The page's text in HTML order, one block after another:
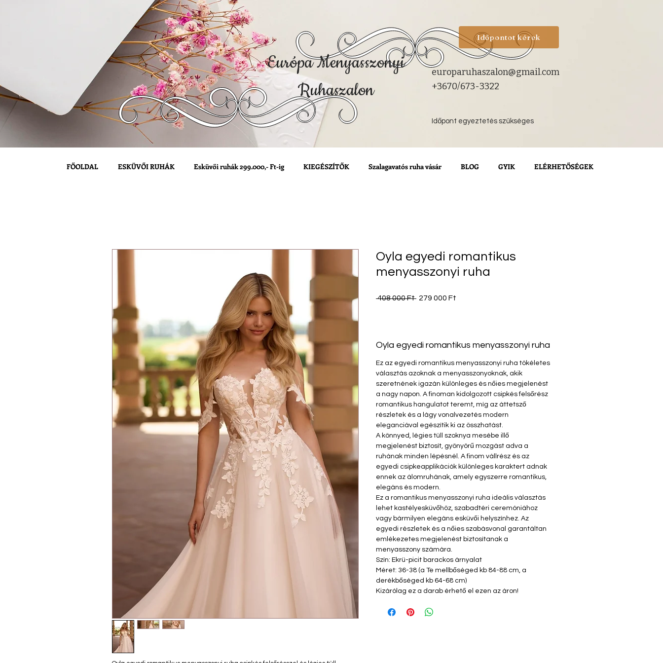
europaruhaszalon@gmail.com
+3670/673-3322
Időpont egyeztetés szükséges
Európa Menyasszonyi
Ruhaszalon
Időpontot kérek
FŐOLDAL ESKÜVŐI RUHÁK Esküvői ruhák 299.000,- Ft-ig KIEGÉSZÍTŐK Szalagavatós ruha vásár BLOG GYIK ELÉRHETŐSÉGEK
Oyla egyedi romantikus
menyasszonyi ruha
408 000 Ft Szokásos
279 000 Ft
Oyla egyedi romantikus menyasszonyi ruha
Ez az egyedi romantikus menyasszonyi ruha tökéletes
választás azoknak a menyasszonyoknak, akik
szeretnének igazán különleges és nőies megjelenést
a nagy napon. A finoman kidolgozott csipkés felsőrész
romantikus hangulatot teremt, míg az áttetsző
részletek és a lágy vonalvezetés modern
eleganciával egészítik ki az összhatást.
A könnyed, légies tüll szoknya mesébe illő
megjelenést biztosít, gyönyörű mozgást adva a
ruhának minden lépésnél. A finom vállrész és az
egyedi csipkeapplikációk különleges karaktert adnak
ennek az álomruhának, amely egyszerre romantikus,
elegáns és modern.
Ez a romantikus menyasszonyi ruha ideális választás
lehet kastélyesküvőhöz, szabadtéri ceremóniához
vagy bármilyen elegáns esküvői helyszínhez. Az
egyedi részletek és a nőies szabásvonal garantáltan
emlékezetes megjelenést biztosítanak a
menyasszony számára.
Szín: Ekrü-picit barackos árnyalat
Méret: 36-38 (a Te mellbőséged kb 84-88 cm, a
derékbőséged kb 64-68 cm)
Kizárólag ez a darab érhető el ezen az áron!